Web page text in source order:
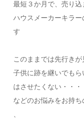
最短３か月で、売り
ハウスメーカーキラ
す
このままでは先行きが
子供に跡を継いでも
はさせたくない・・・
などのお悩みをお持